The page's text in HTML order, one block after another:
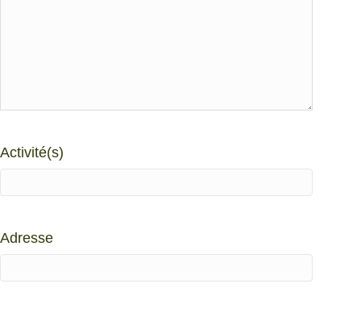
Activité(s)
Adresse